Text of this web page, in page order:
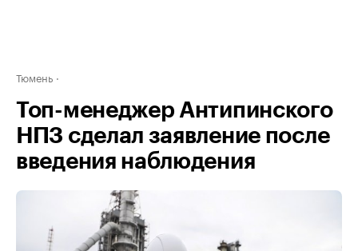
Тюмень
Топ-менеджер Антипинского
НПЗ сделал заявление после
введения наблюдения